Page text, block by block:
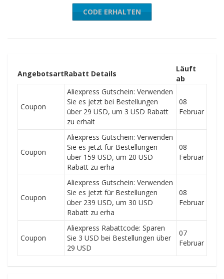
AEXP26
CODE ERHALTEN
AngebotsartRabatt Details
Läuft
ab
Coupon
Aliexpress Gutschein: Verwenden
Sie es jetzt bei Bestellungen
über 29 USD, um 3 USD Rabatt
zu erhalt
08
Februar
Coupon
Aliexpress Gutschein: Verwenden
Sie es jetzt für Bestellungen
über 159 USD, um 20 USD
Rabatt zu erha
08
Februar
Coupon
Aliexpress Gutschein: Verwenden
Sie es jetzt für Bestellungen
über 239 USD, um 30 USD
Rabatt zu erha
08
Februar
Coupon
Aliexpress Rabattcode: Sparen
Sie 3 USD bei Bestellungen über
29 USD
07
Februar